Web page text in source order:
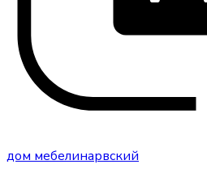
дом мебелинарвский